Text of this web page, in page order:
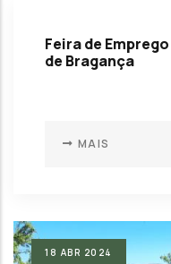
Feira de
de Bragança
MAIS
18 ABR 2024